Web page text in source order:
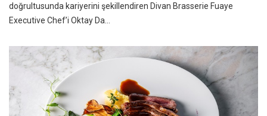
doğrultusunda kariyerini şekillendiren Divan Brasserie Fuaye
Executive Chef’i Oktay Da...